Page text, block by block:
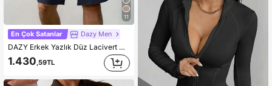
11
En Çok Satanlar Dazy Men
DAZY Erkek Yazlık Düz Lacivert Normal Tişört ve Şort Takımı, Rahat Kıyafetler
1.430,59TL